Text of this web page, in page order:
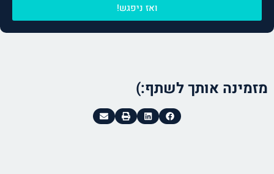
ואז ניפגש!
מזמינה אותך לשתף:)